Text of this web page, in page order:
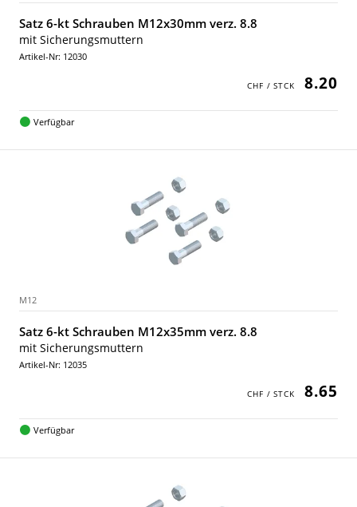
Satz 6-kt Schrauben M12x30mm verz. 8.8
mit Sicherungsmuttern
Artikel-Nr: 12030
8.20
Verfügbar
M12
Satz 6-kt Schrauben M12x35mm verz. 8.8
mit Sicherungsmuttern
Artikel-Nr: 12035
8.65
Verfügbar